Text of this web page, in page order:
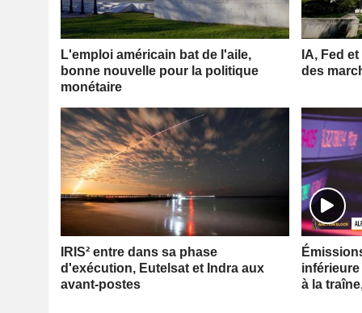
L'emploi américain bat de l'aile,
bonne nouvelle pour la politique
monétaire
IA, Fed
des
IRIS² entre dans sa phase
d'exécution, Eutelsat et Indra aux
avant-postes
à la